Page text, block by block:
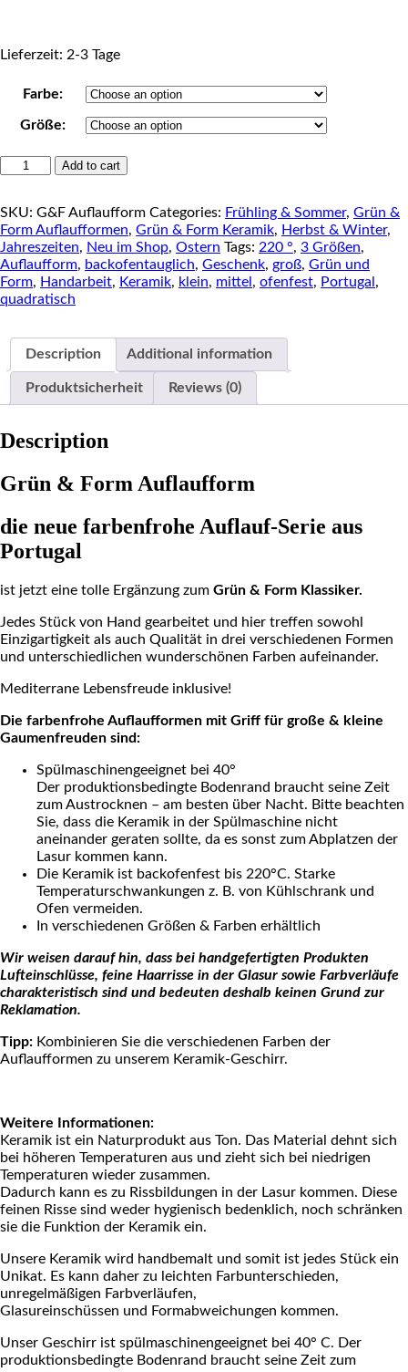
Lieferzeit: 2-3 Tage
Farbe:
Größe:
GÜN
Auflaufformen
quantity
Add to cart
SKU: G&F Auflaufform Categories: Frühling & Sommer, Grün &
Form Auflaufformen, Grün & Form Keramik, Herbst & Winter,
Jahreszeiten, Neu im Shop, Ostern Tags: 220 °, 3 Größen,
Auflaufform, backofentauglich, Geschenk, groß, Grün und
Form, Handarbeit, Keramik, klein, mittel , ofenfest, Portugal ,
quadratisch
Description Additional information
Produktsicherheit Reviews (0)
Description
Grün & Form Auflaufform
die neue farbenfrohe Auflauf-Serie aus
Portugal
ist jetzt eine tolle Ergänzung zum Grün & Form Klassiker.
Jedes Stück von Hand gearbeitet und hier treffen sowohl
Einzigartigkeit als auch Qualität in drei verschiedenen Formen
und unterschiedlichen wunderschönen Farben aufeinander.
Mediterrane Lebensfreude inklusive!
Die farbenfrohe Auflaufformen mit Griff für große & kleine
Gaumenfreuden sind:
Spülmaschinengeeignet bei 40°
Der produktionsbedingte Bodenrand braucht seine Zeit
zum Austrocknen – am besten über Nacht. Bitte beachten
Sie, dass die Keramik in der Spülmaschine nicht
aneinander geraten sollte, da es sonst zum Abplatzen der
Lasur kommen kann.
Die Keramik ist backofenfest bis 220°C. Starke
Temperaturschwankungen z. B. von Kühlschrank und
Ofen vermeiden.
In verschiedenen Größen & Farben erhältlich
Wir weisen darauf hin, dass bei handgefertigten Produkten
Lufteinschlüsse, feine Haarrisse in der Glasur sowie Farbverläufe
charakteristisch sind und bedeuten deshalb keinen Grund zur
Reklamation.
Tipp: Kombinieren Sie die verschiedenen Farben der
Auflaufformen zu unserem Keramik-Geschirr.
Weitere Informationen:
Keramik ist ein Naturprodukt aus Ton. Das Material dehnt sich
bei höheren Temperaturen aus und zieht sich bei niedrigen
Temperaturen wieder zusammen.
Dadurch kann es zu Rissbildungen in der Lasur kommen. Diese
feinen Risse sind weder hygienisch bedenklich, noch schränken
sie die Funktion der Keramik ein.
Unsere Keramik wird handbemalt und somit ist jedes Stück ein
Unikat. Es kann daher zu leichten Farbunterschieden,
unregelmäßigen Farbverläufen,
Glasureinschüssen und Formabweichungen kommen.
Unser Geschirr ist spülmaschinengeeignet bei 40° C. Der
produktionsbedingte Bodenrand braucht seine Zeit zum